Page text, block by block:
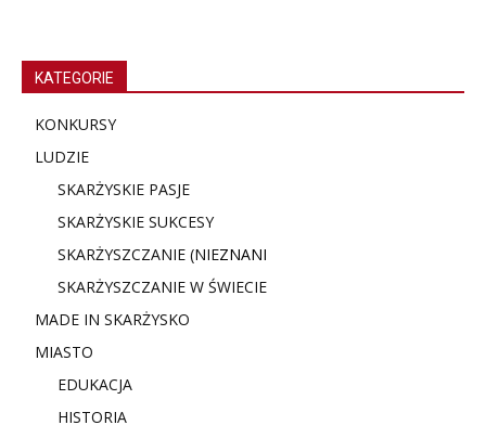
KATEGORIE
KONKURSY
LUDZIE
SKARŻYSKIE PASJE
SKARŻYSKIE SUKCESY
SKARŻYSZCZANIE (NIEZNANI
SKARŻYSZCZANIE W ŚWIECIE
MADE IN SKARŻYSKO
MIASTO
EDUKACJA
HISTORIA